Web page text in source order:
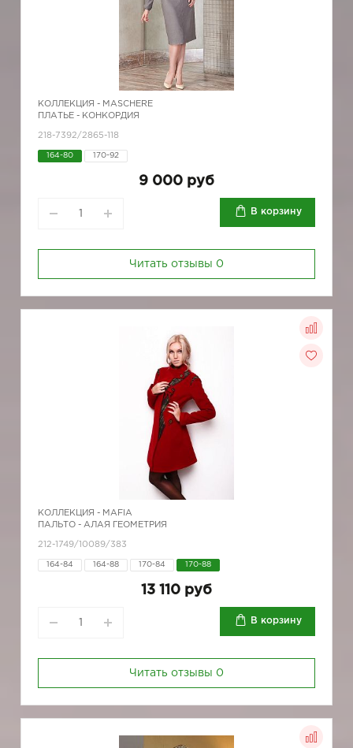
КОЛЛЕКЦИЯ - MASCHERE
ПЛАТЬЕ - КОНКОРДИЯ
218-7392/2865-118
164-80 170-92
9 000 руб
В корзину
Читать отзывы 0
КОЛЛЕКЦИЯ - MAFIA
ПАЛЬТО - АЛАЯ ГЕОМЕТРИЯ
212-1749/10089/383
164-84 164-88 170-84 170-88
13 110 руб
В корзину
Читать отзывы 0